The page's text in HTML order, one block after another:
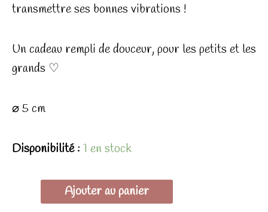
transmettre ses bonnes vibrations !
Un cadeau rempli de douceur, pour les petits et les
grands ♡
⌀ 5 cm
Disponibilité : 1 en stock
Ajouter au panier